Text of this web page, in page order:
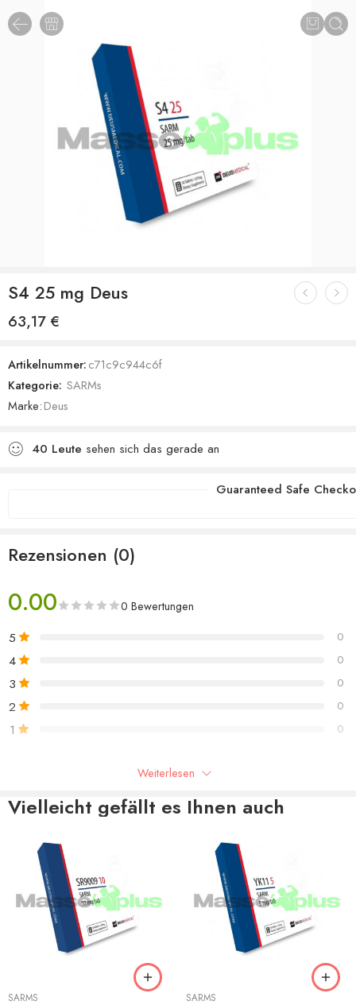
S4 25 mg Deus
63,17 €
Artikelnummer:c71c9c944c6f
Kategorie: SARMs
Marke:Deus
40 Leute sehen sich das gerade an
Guaranteed Safe
Rezensionen (0)
0.00 0 Bewertungen
5 0
4 0
3 0
2 0
1 0
Seien Sie der Erste, der “S4 25 mg Deus” bewertet
Es liegen noch keine Bewertungen vor.
Weiterlesen
Vielleicht gefällt es Ihnen auch
SARMS SARMS